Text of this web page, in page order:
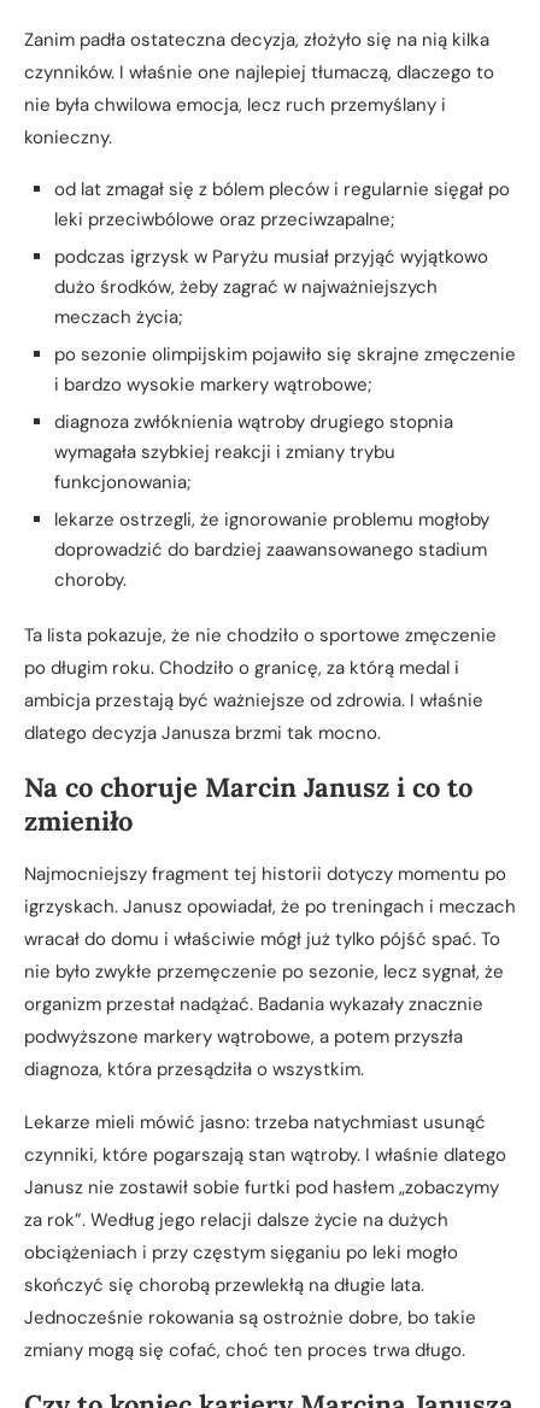
Zanim padła ostateczna decyzja, złożyło się na nią kilka
czynników. I właśnie one najlepiej tłumaczą, dlaczego to
nie była chwilowa emocja, lecz ruch przemyślany i
konieczny.
od lat zmagał się z bólem pleców i regularnie sięgał po
leki przeciwbólowe oraz przeciwzapalne;
podczas igrzysk w Paryżu musiał przyjąć wyjątkowo
dużo środków, żeby zagrać w najważniejszych
meczach życia;
po sezonie olimpijskim pojawiło się skrajne zmęczenie
i bardzo wysokie markery wątrobowe;
diagnoza zwłóknienia wątroby drugiego stopnia
wymagała szybkiej reakcji i zmiany trybu
funkcjonowania;
lekarze ostrzegli, że ignorowanie problemu mogłoby
doprowadzić do bardziej zaawansowanego stadium
choroby.
Ta lista pokazuje, że nie chodziło o sportowe zmęczenie
po długim roku. Chodziło o granicę, za którą medal i
ambicja przestają być ważniejsze od zdrowia. I właśnie
dlatego decyzja Janusza brzmi tak mocno.
Na co choruje Marcin Janusz i co to
zmieniło
Najmocniejszy fragment tej historii dotyczy momentu po
igrzyskach. Janusz opowiadał, że po treningach i meczach
wracał do domu i właściwie mógł już tylko pójść spać. To
nie było zwykłe przemęczenie po sezonie, lecz sygnał, że
organizm przestał nadążać. Badania wykazały znacznie
podwyższone markery wątrobowe, a potem przyszła
diagnoza, która przesądziła o wszystkim.
Lekarze mieli mówić jasno: trzeba natychmiast usunąć
czynniki, które pogarszają stan wątroby. I właśnie dlatego
Janusz nie zostawił sobie furtki pod hasłem „zobaczymy
za rok”. Według jego relacji dalsze życie na dużych
obciążeniach i przy częstym sięganiu po leki mogło
skończyć się chorobą przewlekłą na długie lata.
Jednocześnie rokowania są ostrożnie dobre, bo takie
zmiany mogą się cofać, choć ten proces trwa długo.